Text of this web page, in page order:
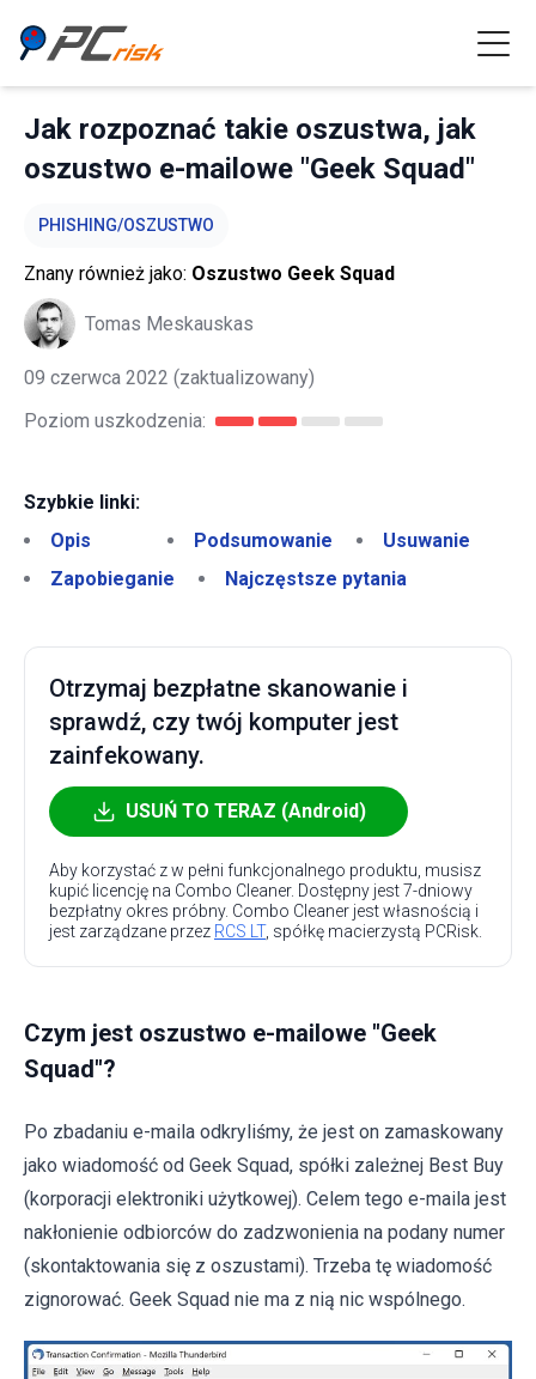
Jak rozpoznać takie oszustwa, jak
oszustwo e-mailowe "Geek Squad"
PHISHING/OSZUSTWO
Znany również jako: Oszustwo Geek Squad
Tomas Meskauskas
09 czerwca 2022 (zaktualizowany)
Poziom uszkodzenia:
Szybkie linki:
Opis
Podsumowanie
Usuwanie
Zapobieganie
Najczęstsze pytania
Otrzymaj bezpłatne skanowanie i
sprawdź, czy twój komputer jest
zainfekowany.
USUŃ TO TERAZ (Android)
Aby korzystać z w pełni funkcjonalnego produktu, musisz
kupić licencję na Combo Cleaner. Dostępny jest 7-dniowy
bezpłatny okres próbny. Combo Cleaner jest własnością i
jest zarządzane przez RCS LT, spółkę macierzystą PCRisk.
Czym jest oszustwo e-mailowe "Geek
Squad"?
Po zbadaniu e-maila odkryliśmy, że jest on zamaskowany
jako wiadomość od Geek Squad, spółki zależnej Best Buy
(korporacji elektroniki użytkowej). Celem tego e-maila jest
nakłonienie odbiorców do zadzwonienia na podany numer
(skontaktowania się z oszustami). Trzeba tę wiadomość
zignorować. Geek Squad nie ma z nią nic wspólnego.